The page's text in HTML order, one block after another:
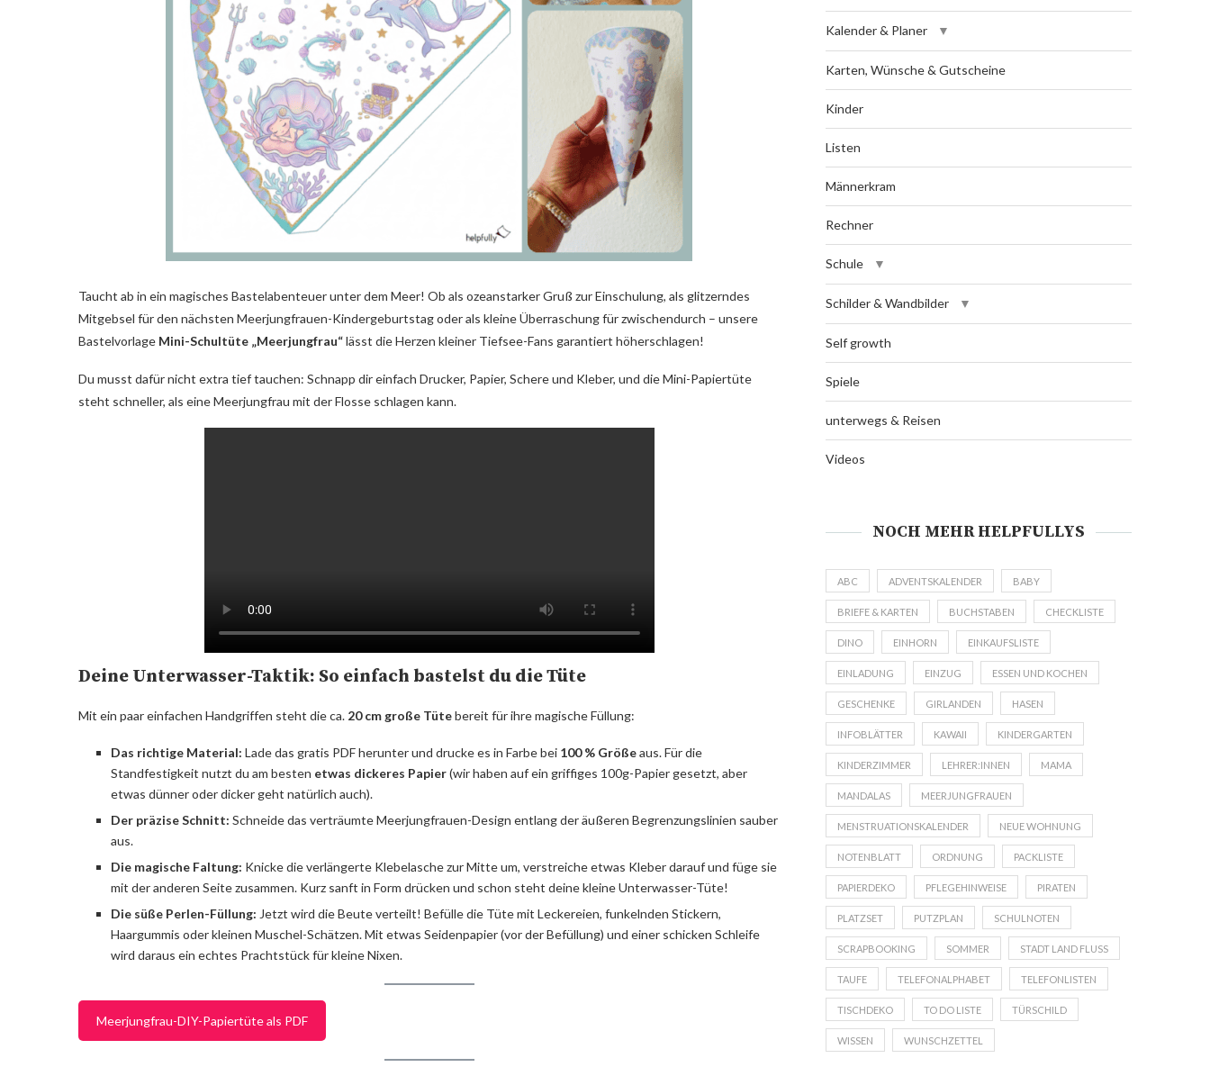
Taucht ab in ein magisches Bastelabenteuer unter dem Meer! Ob als ozeanstarker Gruß zur Einschulung, als glitzerndes
Mitgebsel für den nächsten Meerjungfrauen-Kindergeburtstag oder als kleine Überraschung für zwischendurch – unsere
Bastelvorlage Mini-Schultüte „Meerjungfrau“lässt die Herzen kleiner Tiefsee-Fans garantiert höherschlagen!
Du musst dafür nicht extra tief tauchen: Schnapp dir einfach Drucker, Papier, Schere und Kleber, und die Mini-Papiertüte
steht schneller, als eine Meerjungfrau mit der Flosse schlagen kann.
Deine Unterwasser-Taktik: So einfach bastelst du die Tüte
Mit ein paar einfachen Handgriffen steht die ca. 20 cm große Tütebereit für ihre magische Füllung:
Das richtige Material: Lade das gratis PDF herunter und drucke es in Farbe bei 100 % Größeaus. Für die
Standfestigkeit nutzt du am besten etwas dickeres Papier(wir haben auf ein griffiges 100g-Papier gesetzt, aber
etwas dünner oder dicker geht natürlich auch).
Der präzise Schnitt: Schneide das verträumte Meerjungfrauen-Design entlang der äußeren Begrenzungslinien sauber
aus.
Die magische Faltung: Knicke die verlängerte Klebelasche zur Mitte um, verstreiche etwas Kleber darauf und füge sie
mit der anderen Seite zusammen. Kurz sanft in Form drücken und schon steht deine kleine Unterwasser-Tüte!
Die süße Perlen-Füllung: Jetzt wird die Beute verteilt! Befülle die Tüte mit Leckereien, funkelnden Stickern,
Haargummis oder kleinen Muschel-Schätzen. Mit etwas Seidenpapier (vor der Befüllung) und einer schicken Schleife
wird daraus ein echtes Prachtstück für kleine Nixen.
Meerjungfrau-DIY-Papiertüte als PDF
Kalender & Planer
Karten, Wünsche & Gutscheine
Kinder
Listen
Männerkram
Rechner
Schule
Schilder & Wandbilder
Self growth
Spiele
unterwegs & Reisen
Videos
NOCH MEHR HELPFULLYS
ABC ADVENTSKALENDER BABY
BRIEFE & KARTEN BUCHSTABEN CHECKLISTE
DINO EINHORN EINKAUFSLISTE
EINLADUNG EINZUG ESSEN UND KOCHEN
GESCHENKE GIRLANDEN HASEN
INFOBLÄTTER KAWAII KINDERGARTEN
KINDERZIMMER LEHRER:INNEN MAMA
MANDALAS MEERJUNGFRAUEN
MENSTRUATIONSKALENDER NEUE WOHNUNG
NOTENBLATT ORDNUNG PACKLISTE
PAPIERDEKO PFLEGEHINWEISE PIRATEN
PLATZSET PUTZPLAN SCHULNOTEN
SCRAPBOOKING SOMMER STADT LAND FLUSS
TAUFE TELEFONALPHABET TELEFONLISTEN
TISCHDEKO TO DO LISTE TÜRSCHILD
WISSEN WUNSCHZETTEL